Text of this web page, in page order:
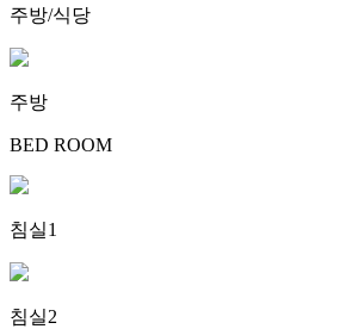
주방/식당
주방
BED ROOM
침실1
침실2